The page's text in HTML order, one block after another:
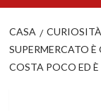
CASA CURIOSITÀ
SUPERMERCATO
COSTA POCO ED